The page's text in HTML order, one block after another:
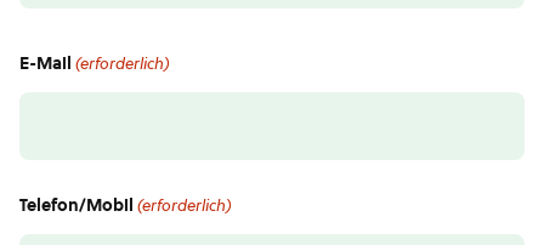
E-Mail (erforderlich)
Telefon/Mobil (erforderlich)